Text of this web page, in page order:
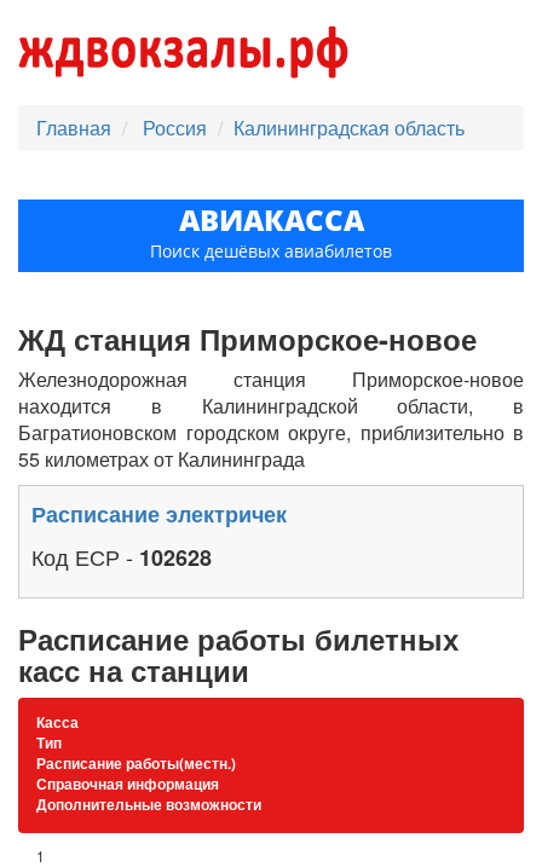
Главная Россия Калининградская область
АВИАКАССА
Поиск дешёвых авиабилетов
ЖД станция Приморское-новое
Железнодорожная станция Приморское-новое
находится в Калининградской области, в
Багратионовском городском округе, приблизительно в
55 километрах от Калининграда
Расписание электричек
Код ЕСР - 102628
Расписание работы билетных
касс на станции
Касса
Тип
Расписание работы(местн.)
Справочная информация
Дополнительные возможности
1